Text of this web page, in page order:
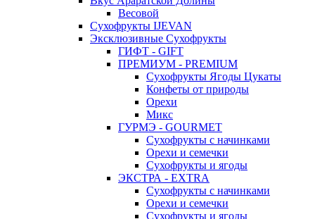
Весовой
Сухофрукты IJEVAN
Эксклюзивные Сухофрукты
ГИФТ - GIFT
ПРЕМИУМ - PREMIUM
Сухофрукты Ягоды Цукаты
Конфеты от природы
Орехи
Микс
ГУРМЭ - GOURMET
Сухофрукты с начинками
Орехи и семечки
Сухофрукты и ягоды
ЭКСТРА - EXTRA
Сухофрукты с начинками
Орехи и семечки
Сухофрукты и ягоды